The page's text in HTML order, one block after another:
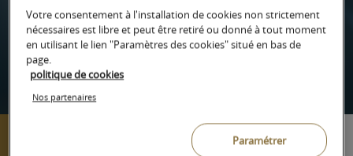
Votre consentement à l'installation de cookies non strictement
nécessaires est libre et peut être retiré ou donné à tout moment
en utilisant le lien "Paramètres des cookies" situé en bas de
page.
politique de cookies
Nos partenaires
Paramétrer